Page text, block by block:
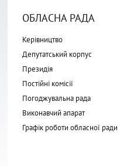
ОБЛАСНА РАДА
Керівництво
Депутатський корпус
Президія
Постійні комісії
Погоджувальна рада
Виконавчий апарат
Графік роботи обласної ради